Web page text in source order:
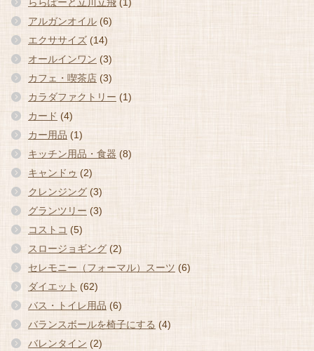
ららぽーと立川立飛 (1)
アルガンオイル (6)
エクササイズ (14)
オールインワン (3)
カフェ・喫茶店 (3)
カラダファクトリー (1)
カード (4)
カー用品 (1)
キッチン用品・食器 (8)
キャンドゥ (2)
クレンジング(3)
グランツリー (3)
コストコ (5)
スロージョギング (2)
セレモニー（フォーマル）スーツ (6)
ダイエット (62)
バス・トイレ用品 (6)
バランスボールを椅子にする (4)
バレンタイン (2)